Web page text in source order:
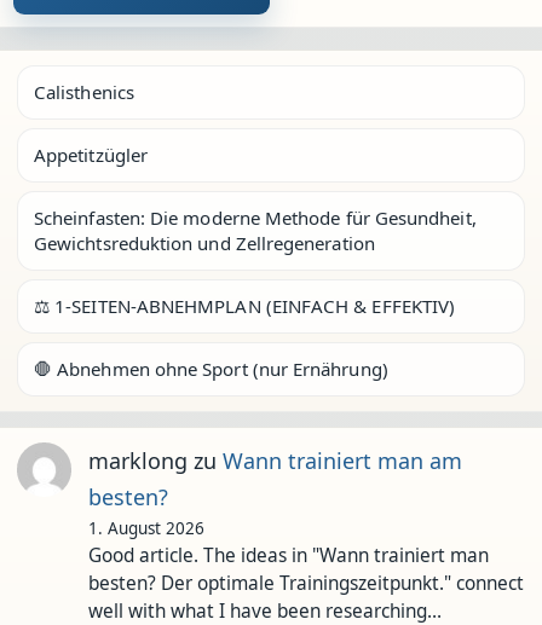
Calisthenics
Appetitzügler
Scheinfasten: Die moderne Methode für Gesundheit,
Gewichtsreduktion und Zellregeneration
⚖️ 1-SEITEN-ABNEHMPLAN (EINFACH & EFFEKTIV)
🛑 Abnehmen ohne Sport (nur Ernährung)
marklong zu Wann trainiert man am
besten?
1. August 2026
Good article. The ideas in "Wann trainiert man
besten? Der optimale Trainingszeitpunkt." connect
well with what I have been researching…